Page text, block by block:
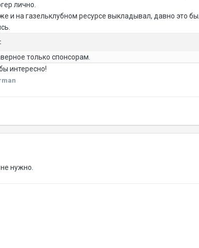
лично.
и на газельклубном ресурсе выкладывал, давно это
только спонсорам.
интересно!
нужно.